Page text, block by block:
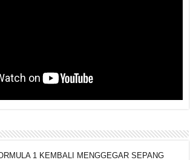
1 KEMBALI MENGGEGAR SEPANG